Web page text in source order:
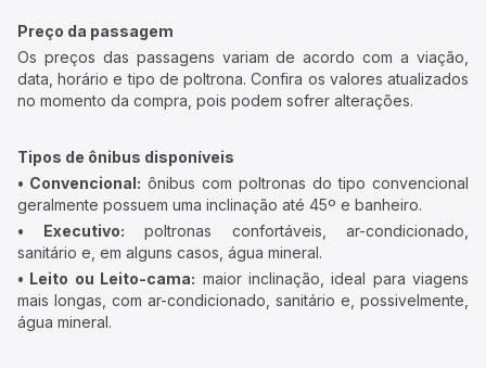
Preço da passagem
Os preços das passagens variam de acordo com a viação,
data, horário e tipo de poltrona. Confira os valores atualizados
no momento da compra, pois podem sofrer alterações.
Tipos de ônibus disponíveis
• Convencional: ônibus com poltronas do tipo convencional
geralmente possuem uma inclinação até 45º e banheiro.
• Executivo: poltronas confortáveis, ar-condicionado,
sanitário e, em alguns casos, água mineral.
• Leito ou Leito-cama: maior inclinação, ideal para viagens
mais longas, com ar-condicionado, sanitário e, possivelmente,
água mineral.